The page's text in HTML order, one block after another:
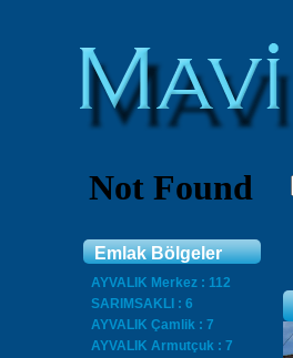
Emlak Bölgeler
AYVALIK Merkez : 112
SARIMSAKLI : 6
AYVALIK Çamlik : 7
AYVALIK Armutçuk : 7